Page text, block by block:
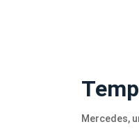
Mercedes,